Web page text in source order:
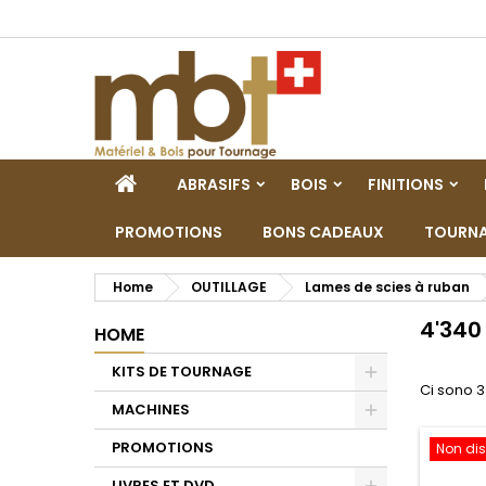
HOMEABRASIFS BOIS FINITIONS
PROMOTIONS BONS CADEAUX
Home OUTILLAGE Lames de scies à ruban
HOME
KITS DE TOURNAGE
Toggle
MACHINES
Toggle
PROMOTIONS
Ci sono
Non